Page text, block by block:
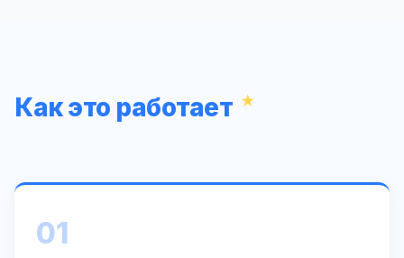
Как это работает
01